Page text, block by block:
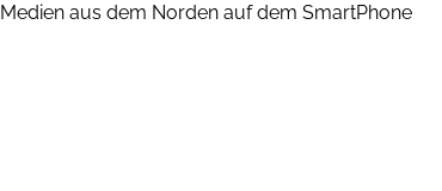
aus dem Norden auf dem SmartPhone